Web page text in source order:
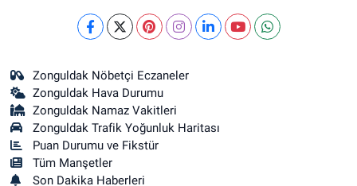
Zonguldak Nöbetçi Eczaneler
Zonguldak Hava Durumu
Zonguldak Namaz Vakitleri
Zonguldak Trafik Yoğunluk Haritası
Puan Durumu ve Fikstür
Tüm Manşetler
Son Dakika Haberleri